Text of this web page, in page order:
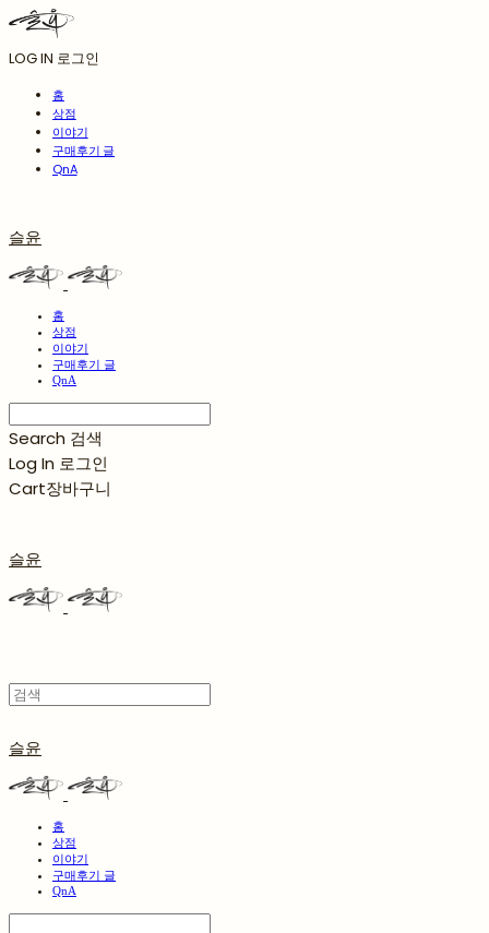
LOG IN 로그인
홈
상점
이야기
구매후기 글
QnA
슬윤
홈
상점
이야기
구매후기 글
QnA
Search 검색
Log In 로그인
Cart장바구니
슬윤
슬윤
홈
상점
이야기
구매후기 글
QnA